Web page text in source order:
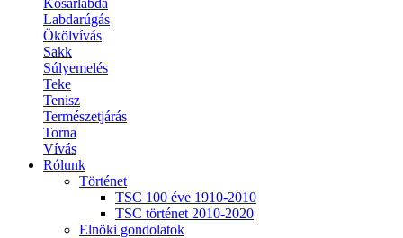
Labdarúgás
Ökölvívás
Sakk
Súlyemelés
Teke
Tenisz
Természetjárás
Torna
Vívás
Rólunk
Történet
TSC 100 éve 1910-2010
TSC történet 2010-2020
Elnöki gondolatok